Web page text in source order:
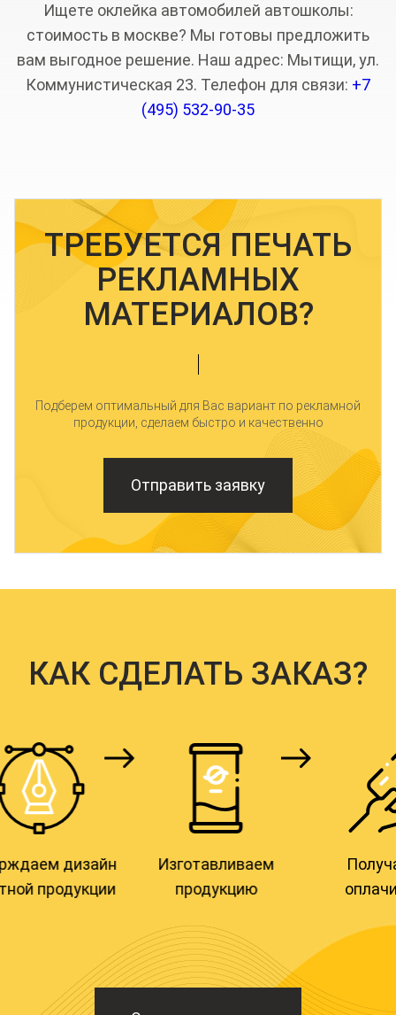
Ищете оклейка автомобилей автошколы:
стоимость в москве? Мы готовы предложить
вам выгодное решение. Наш адрес: Мытищи, ул.
Коммунистическая 23. Телефон для связи: +7
(495) 532-90-35
ТРЕБУЕТСЯ ПЕЧАТЬ
РЕКЛАМНЫХ
МАТЕРИАЛОВ?
Подберем оптимальный для Вас вариант по рекламной
продукции, сделаем быстро и качественно
Отправить заявку
КАК СДЕЛАТЬ ЗАКАЗ?
Звоните по телефону
+7 (495) 532-90-35
заявку онлайн
Составляем
техническое